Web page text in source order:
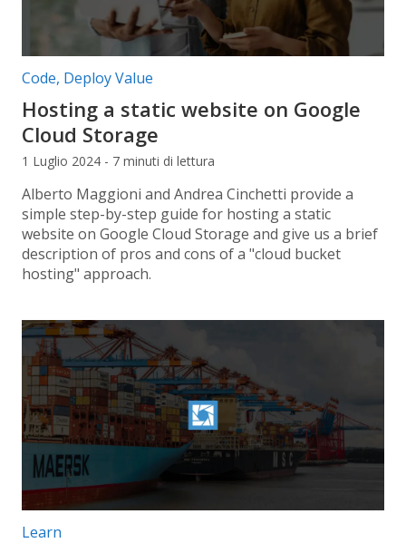
Categorie articolo:
Code, Deploy Value
Hosting a static website on Google
Cloud Storage
1 Luglio 2024 - 7 minuti di lettura
Alberto Maggioni and Andrea Cinchetti provide a
simple step-by-step guide for hosting a static
website on Google Cloud Storage and give us a brief
description of pros and cons of a "cloud bucket
hosting" approach.
Categorie articolo:
Learn